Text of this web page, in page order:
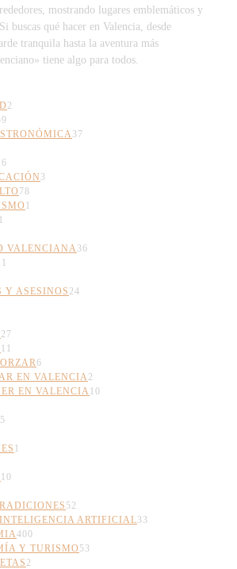
mostrando lugares emblemáticos y
buscas qué hacer en Valencia, desde
tranquila hasta la aventura más
tiene algo para todos.
2
37
3
78
1
VALENCIANA36
Y ASESINOS 24
27
11
6
EN VALENCIA2
EN VALENCIA10
5
1
10
52
ARTIFICIAL33
400
Y TURISMO 53
2